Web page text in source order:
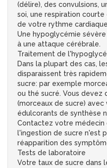
(délire), des convulsions,
soi, une respiration
de votre rythme
Une hypoglycémie
à une attaque cérébrale.
Traitement de
Dans la plupart des cas,
disparaissent très
sucre: par exemple
ou thé sucré. Vous devez
(morceaux de sucre) avec
édulcorants de synthèse
Contactez votre médecin
l'ingestion de sucre n'est
réapparition des
Tests de laboratoire
Votre taux de sucre dans